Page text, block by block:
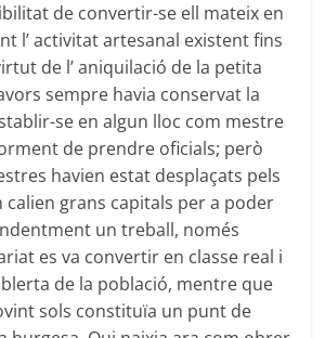
de convertir-se ell mateix en
l’ activitat artesanal existent fins
de l’ aniquilació de la petita
sempre havia conservat la
se en algun lloc com mestre
de prendre oficials; però
havien estat desplaçats pels
grans capitals per a poder
un treball, només
es va convertir en classe real i
de la població, mentre que
sols constituïa un punt de